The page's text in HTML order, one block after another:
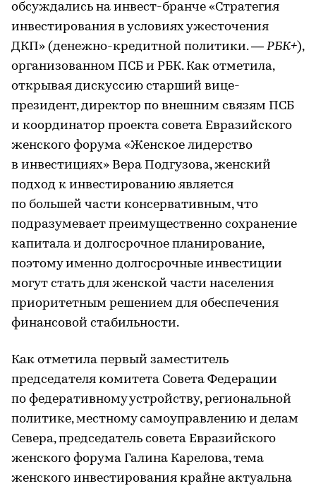
обсуждались на инвест-бранче «Стратегия
инвестирования в условиях ужесточения
ДКП» (денежно-кредитной политики. — РБК+),
организованном ПСБ и РБК. Как отметила,
открывая дискуссию старший вице-
президент, директор по внешним связям ПСБ
и координатор проекта совета Евразийского
женского форума «Женское лидерство
в инвестициях» Вера Подгузова, женский
подход к инвестированию является
по большей части консервативным, что
подразумевает преимущественно сохранение
капитала и долгосрочное планирование,
поэтому именно долгосрочные инвестиции
могут стать для женской части населения
приоритетным решением для обеспечения
финансовой стабильности.
Как отметила первый заместитель
председателя комитета Совета Федерации
по федеративному устройству, региональной
политике, местному самоуправлению и делам
Севера, председатель совета Евразийского
женского форума Галина Карелова, тема
женского инвестирования крайне актуальна